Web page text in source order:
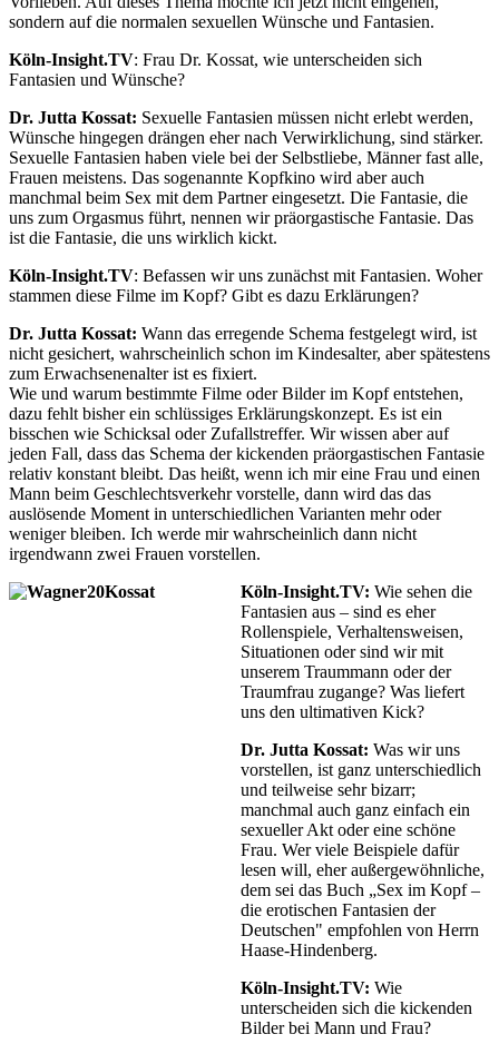
sondern auf die normalen sexuellen Wünsche und Fantasien.
Köln-Insight.TV: Frau Dr. Kossat, wie unterscheiden sich
Fantasien und Wünsche?
Dr. Jutta Kossat: Sexuelle Fantasien müssen nicht erlebt werden,
Wünsche hingegen drängen eher nach Verwirklichung, sind stärker.
Sexuelle Fantasien haben viele bei der Selbstliebe, Männer fast alle,
Frauen meistens. Das sogenannte Kopfkino wird aber auch
manchmal beim Sex mit dem Partner eingesetzt. Die Fantasie, die
uns zum Orgasmus führt, nennen wir präorgastische Fantasie. Das
ist die Fantasie, die uns wirklich kickt.
Köln-Insight.TV: Befassen wir uns zunächst mit Fantasien. Woher
stammen diese Filme im Kopf? Gibt es dazu Erklärungen?
Dr. Jutta Kossat: Wann das erregende Schema festgelegt wird, ist
nicht gesichert, wahrscheinlich schon im Kindesalter, aber spätestens
zum Erwachsenenalter ist es fixiert.
Wie und warum bestimmte Filme oder Bilder im Kopf entstehen,
dazu fehlt bisher ein schlüssiges Erklärungskonzept. Es ist ein
bisschen wie Schicksal oder Zufallstreffer. Wir wissen aber auf
jeden Fall, dass das Schema der kickenden präorgastischen Fantasie
relativ konstant bleibt. Das heißt, wenn ich mir eine Frau und einen
Mann beim Geschlechtsverkehr vorstelle, dann wird das das
auslösende Moment in unterschiedlichen Varianten mehr oder
weniger bleiben. Ich werde mir wahrscheinlich dann nicht
irgendwann zwei Frauen vorstellen.
Köln-Insight.TV: Wie sehen die
Fantasien aus – sind es eher
Rollenspiele, Verhaltensweisen,
Situationen oder sind wir mit
unserem Traummann oder der
Traumfrau zugange? Was liefert
uns den ultimativen Kick?
Dr. Jutta Kossat: Was wir uns
vorstellen, ist ganz unterschiedlich
und teilweise sehr bizarr;
manchmal auch ganz einfach ein
sexueller Akt oder eine schöne
Frau. Wer viele Beispiele dafür
lesen will, eher außergewöhnliche,
dem sei das Buch „Sex im Kopf –
die erotischen Fantasien der
Deutschen" empfohlen von Herrn
Haase-Hindenberg.
Köln-Insight.TV: Wie
unterscheiden sich die kickenden
Bilder bei Mann und Frau?